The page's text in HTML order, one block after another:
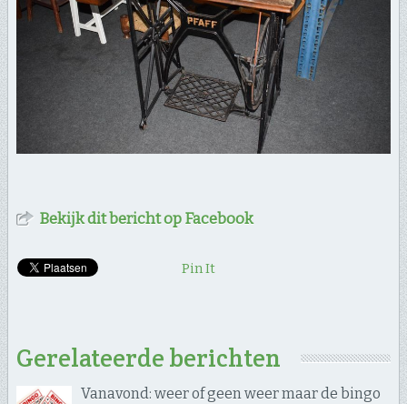
Bekijk dit bericht op Facebook
Pin It
Gerelateerde berichten
Vanavond: weer of geen weer maar de bingo